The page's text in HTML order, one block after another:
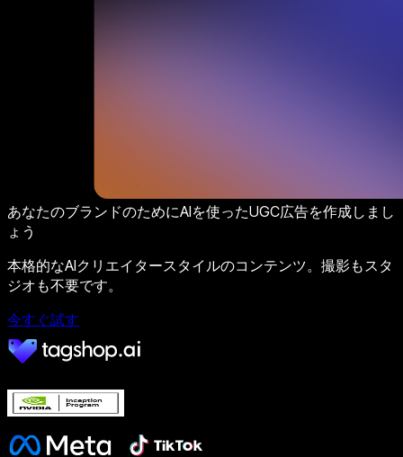
あなたのブランドのためにAIを使ったUGC広告を作成しまし
ょう
本格的なAIクリエイタースタイルのコンテンツ。撮影もスタ
ジオも不要です。
今すぐ試す